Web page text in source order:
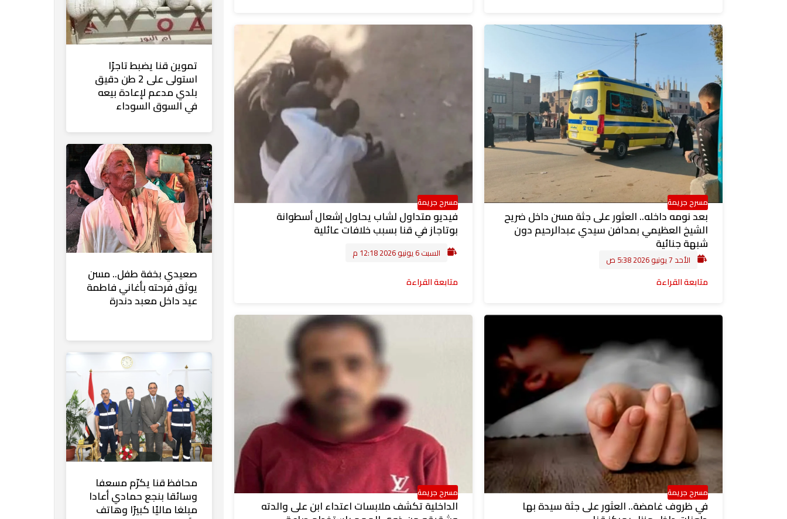
مسرح جريمة
بعد نومه داخله.. العثور على جثة مسن داخل ضريح
الشيخ العظيمي بمدافن سيدي عبدالرحيم دون
شبهة جنائية
الأحد 7 يونيو 2026 5:38 ص
متابعة القراءة
مسرح جريمة
فيديو متداول لشاب يحاول إشعال أسطوانة
بوتاجاز في قنا بسبب خلافات عائلية
السبت 6 يونيو 2026 12:18 م
متابعة القراءة
مسرح جريمة
في ظروف غامضة.. العثور على جثة سيدة بها
مسرح جريمة
الداخلية تكشف ملابسات اعتداء ابن على والدته
تموين قنا يضبط تاجرًا
استولى على 2 طن دقيق
بلدي مدعم لإعادة بيعه
في السوق السوداء
صعيدي بخفة طفل.. مسن
يوثق فرحته بأغاني فاطمة
عيد داخل معبد دندرة
محافظ قنا يكرّم مسعفا
وسائقا بنجع حمادي أعادا
مبلغا ماليًا كبيرًا وهاتف